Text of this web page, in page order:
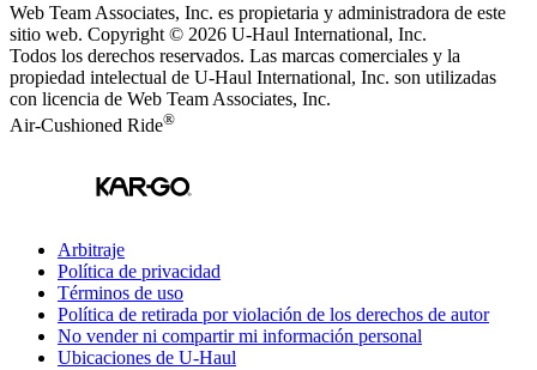
Web Team Associates, Inc. es propietaria y administradora de este
sitio web. Copyright © 2026 U-Haul International, Inc.
Todos los derechos reservados. Las marcas comerciales y la
propiedad intelectual de U-Haul International, Inc. son utilizadas
con licencia de Web Team Associates, Inc.
Air-Cushioned Ride®
Arbitraje
Política de privacidad
Términos de uso
Política de retirada por violación de los derechos de autor
No vender ni compartir mi información personal
Ubicaciones de U-Haul